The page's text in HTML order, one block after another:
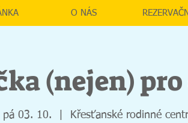
O NÁS
(nejen)
pá 03. 10. Křesťanské rodinné